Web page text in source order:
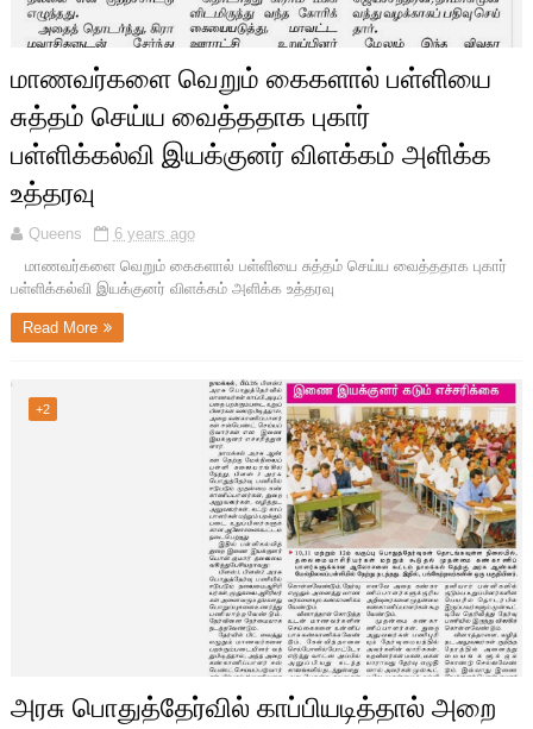
மாணவர்களை வெறும் கைகளால் பள்ளியை
சுத்தம் செய்ய வைத்ததாக புகார்
பள்ளிக்கல்வி இயக்குனர் விளக்கம் அளிக்க
உத்தரவு
Queens
6 years ago
மாணவர்களை வெறும் கைகளால் பள்ளியை சுத்தம் செய்ய வைத்ததாக புகார்
பள்ளிக்கல்வி இயக்குனர் விளக்கம் அளிக்க உத்தரவு
Read More
+2
அரசு பொதுத்தேர்வில் காப்பியடித்தால் அறை